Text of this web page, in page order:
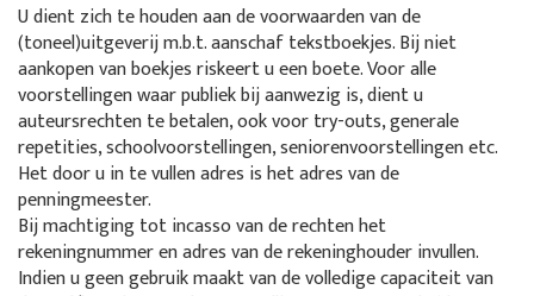
U dient zich te houden aan de voorwaarden van de
(toneel)uitgeverij m.b.t. aanschaf tekstboekjes. Bij niet
aankopen van boekjes riskeert u een boete. Voor alle
voorstellingen waar publiek bij aanwezig is, dient u
auteursrechten te betalen, ook voor try-outs, generale
repetities, schoolvoorstellingen, seniorenvoorstellingen etc.
Het door u in te vullen adres is het adres van de
penningmeester.
Bij machtiging tot incasso van de rechten het
rekeningnummer en adres van de rekeninghouder invullen.
Indien u geen gebruik maakt van de volledige capaciteit van